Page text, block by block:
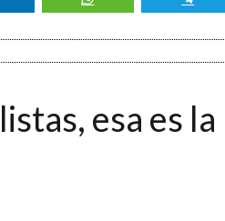
esa es la